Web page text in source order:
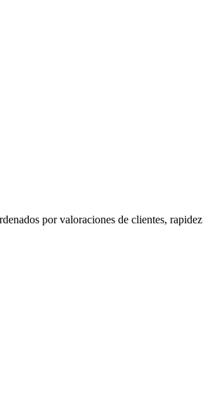
por valoraciones de clientes, rapidez